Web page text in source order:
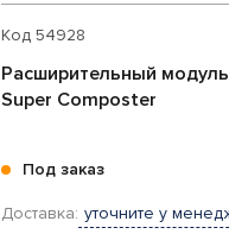
Код54928
Расширительный
Super Composter
Под заказ
Доставка: уточните у